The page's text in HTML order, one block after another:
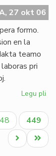
la
27 okt 06
formo.
en la
teamo
pri
Legu pli
sin
Aktuala
paĝo
449
Last
page
Next
page